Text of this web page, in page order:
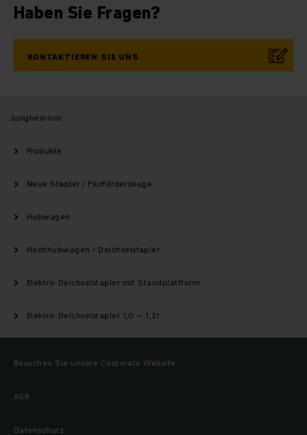
Haben Sie Fragen?
KONTAKTIEREN SIE UNS
Jungheinrich
Produkte
Neue Stapler / Flurförderzeuge
Hubwagen
Hochhubwagen / Deichselstapler
Elektro-Deichselstapler mit Standplattform
Elektro-Deichselstapler 1,0 – 1,2t
Besuchen Sie unsere Corporate Website
AGB
Datenschutz